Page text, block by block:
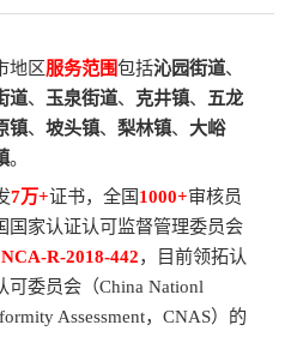
地区服务范围包括沁园街道、
道、 玉泉街道、 克井镇、 五龙
镇、 坡头镇、 梨林镇、 大峪
。
7万+证书，全国1000+审核员
国家认证认可监督管理委员会
R-2018-442，目前领拓认
委员会（China Nationl
Assessment，CNAS）的